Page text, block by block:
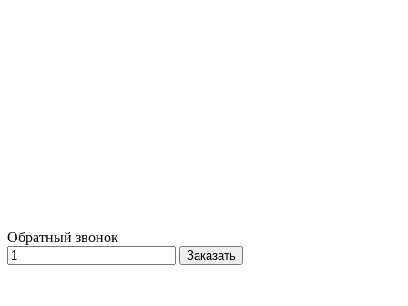
Обратный звонок
Заказать